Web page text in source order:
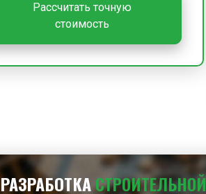
Рассчитать точную
стоимость
РАЗРАБОТКАСТРОИТЕЛЬНОЙ